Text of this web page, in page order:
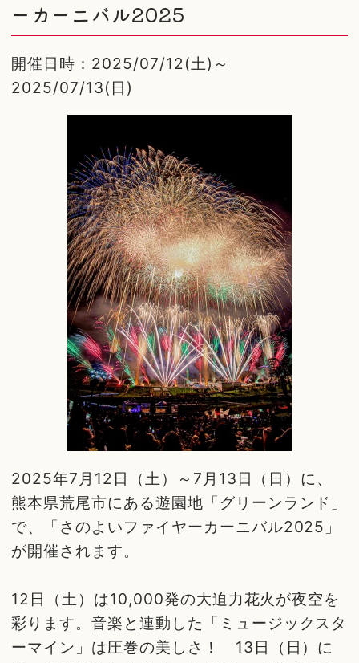
ーカーニバル2025
開催日時：2025/07/12(土)～
2025/07/13(日)
2025年7月12日（土）～7月13日（日）に、
熊本県荒尾市にある遊園地「グリーンランド」
で、「さのよいファイヤーカーニバル2025」
が開催されます。
12日（土）は10,000発の大迫力花火が夜空を
彩ります。音楽と連動した「ミュージックスタ
ーマイン」は圧巻の美しさ！ 13日（日）に